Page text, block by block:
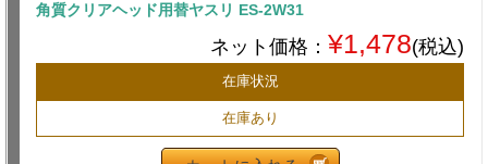
角質クリアヘッド用替ヤスリ ES-2W31
ネット価格： ¥1,478(税込)
在庫状況
在庫あり